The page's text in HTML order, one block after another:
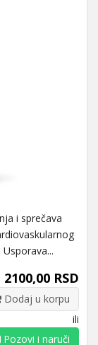
i sprečava
RSD
Dodaj u korpu
ili
Pozovi i naruči